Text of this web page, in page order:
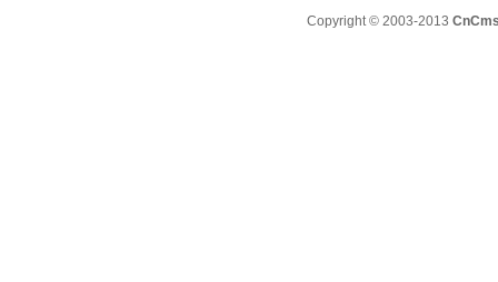
Copyright © 2003-2013